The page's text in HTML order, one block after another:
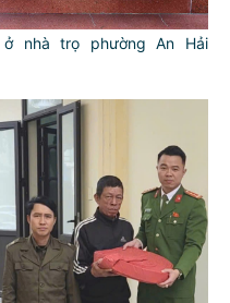
nhà trọ phường An Hải